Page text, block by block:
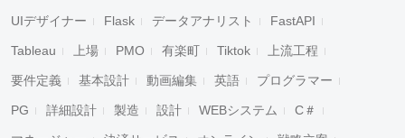
UIデザイナー Flask データアナリスト FastAPI
Tableau 上場 PMO 有楽町 Tiktok 上流工程
要件定義 基本設計 動画編集 英語 プログラマー
PG 詳細設計 製造 設計 WEBシステム C＃